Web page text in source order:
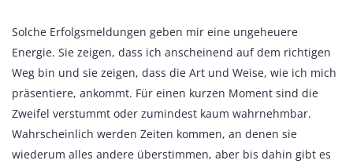
Solche Erfolgsmeldungen geben mir eine ungeheuere
Energie. Sie zeigen, dass ich anscheinend auf dem richtigen
Weg bin und sie zeigen, dass die Art und Weise, wie ich mich
präsentiere, ankommt. Für einen kurzen Moment sind die
Zweifel verstummt oder zumindest kaum wahrnehmbar.
Wahrscheinlich werden Zeiten kommen, an denen sie
wiederum alles andere überstimmen, aber bis dahin gibt es